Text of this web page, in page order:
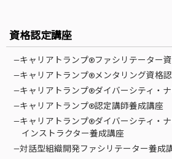
資格認定講座
—キャリアトランプ®ファシリテーター
—キャリアトランプ®メンタリング資格
—キャリアトランプ®ダイバーシティ・
—キャリアトランプ®認定講師養成講座
—キャリアトランプ®ダイバーシティ・
インストラクター養成講座
—対話型組織開発ファシリテーター養成